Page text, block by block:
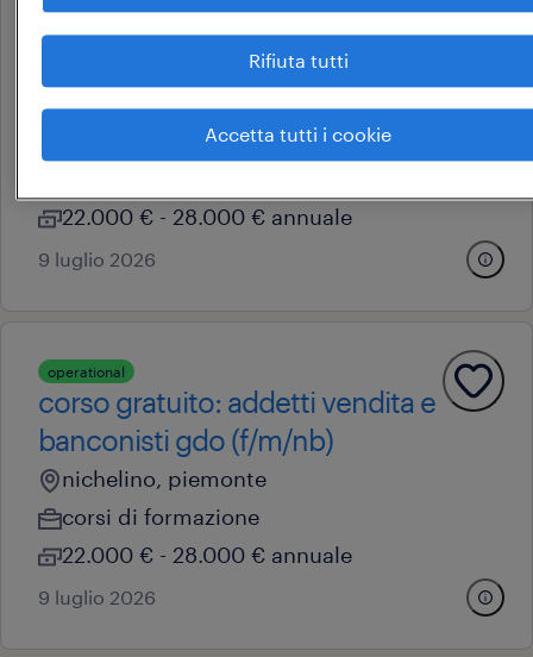
operational
corso gratuito: addetti vendita e
banconisti gdo (f/m/nb)
ivrea, piemonte
22.000 € - 28.000 € annuale
9 luglio 2026
operational
corso gratuito: addetti vendita e
banconisti gdo (f/m/nb)
nichelino, piemonte
corsi di formazione
22.000 € - 28.000 € annuale
9 luglio 2026
Rifiuta tutti
Accetta tutti i cookie